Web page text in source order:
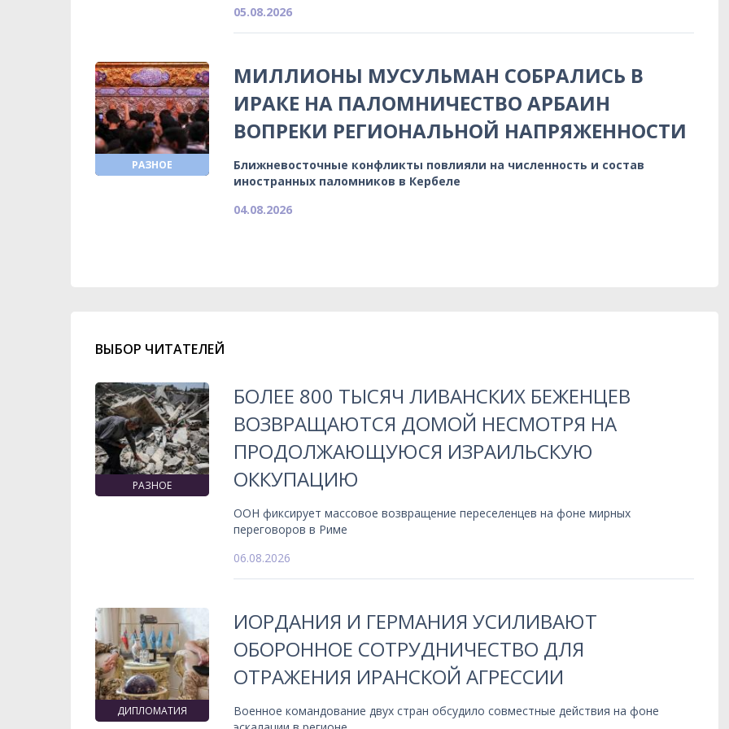
05.08.2026
РАЗНОЕ
МИЛЛИОНЫ МУСУЛЬМАН СОБРАЛИСЬ В
ИРАКЕ НА ПАЛОМНИЧЕСТВО АРБАИН
ВОПРЕКИ РЕГИОНАЛЬНОЙ НАПРЯЖЕННОСТИ
Ближневосточные конфликты повлияли на численность и состав
иностранных паломников в Кербеле
04.08.2026
ВЫБОР ЧИТАТЕЛЕЙ
РАЗНОЕ
БОЛЕЕ 800 ТЫСЯЧ ЛИВАНСКИХ БЕЖЕНЦЕВ
ВОЗВРАЩАЮТСЯ ДОМОЙ НЕСМОТРЯ НА
ПРОДОЛЖАЮЩУЮСЯ ИЗРАИЛЬСКУЮ
ОККУПАЦИЮ
ООН фиксирует массовое возвращение переселенцев на фоне мирных
переговоров в Риме
06.08.2026
ДИПЛОМАТИЯ
ИОРДАНИЯ И ГЕРМАНИЯ УСИЛИВАЮТ
ОБОРОННОЕ СОТРУДНИЧЕСТВО ДЛЯ
ОТРАЖЕНИЯ ИРАНСКОЙ АГРЕССИИ
Военное командование двух стран обсудило совместные действия на фоне